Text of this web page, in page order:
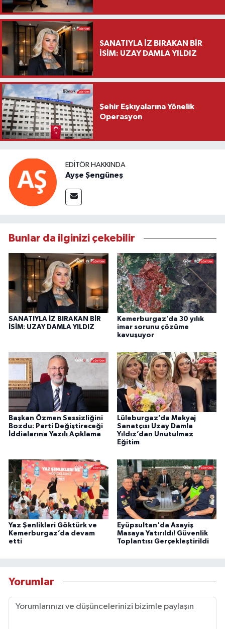
Ziyareti
SANATIYLA İZ BIRAKAN BİR
İSİM: UZAY DAMLA YILDIZ
Şehir Eşkıyalarına Yönelik
Operasyon
EDITÖR HAKKINDA
Ayşe Şengüneş
Bunlar da ilginizi çekebilir
SANATIYLA İZ BIRAKAN BİR
İSİM: UZAY DAMLA YILDIZ
Kemerburgaz’da 30 yılık
imar sorunu çözüme
kavuşuyor
Başkan Özmen Sessizliğini
Bozdu: Parti Değiştireceği
İddialarına Yazılı Açıklama
Lüleburgaz’da Makyaj
Sanatçısı Uzay Damla
Yıldız’dan Unutulmaz
Eğitim
Yaz Şenlikleri Göktürk ve
Kemerburgaz’da devam
etti
Eyüpsultan'da Asayiş
Masaya Yatırıldı! Güvenlik
Toplantısı Gerçekleştirildi
Yorumlar